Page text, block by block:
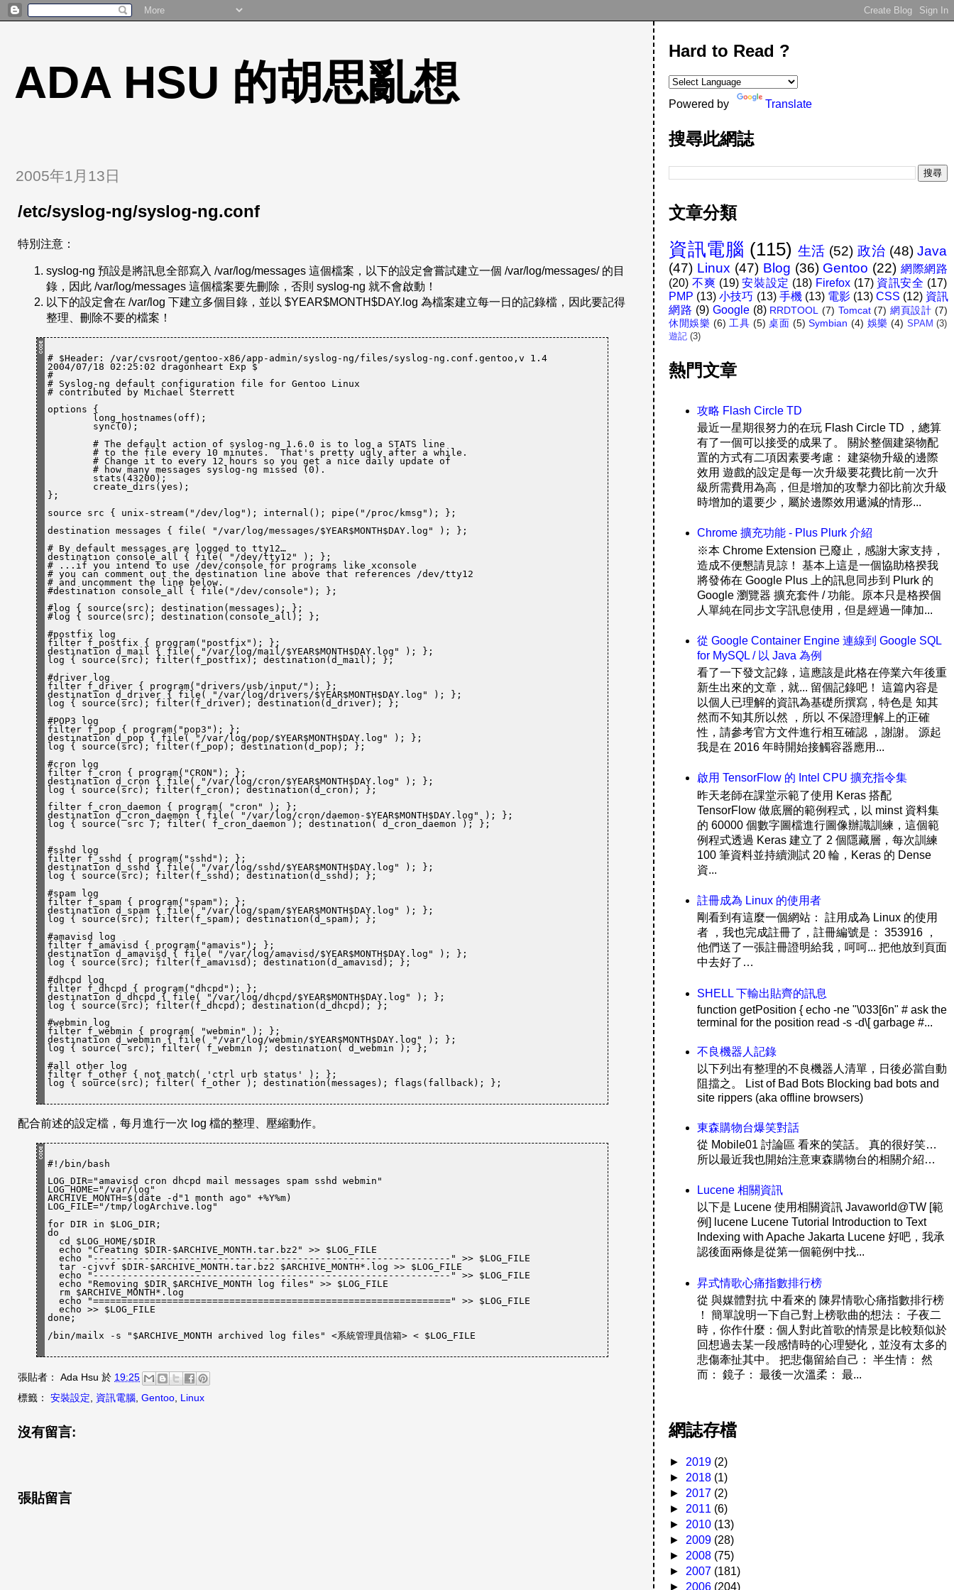
ADA HSU 的胡思亂想
2005年1月13日
/etc/syslog-ng/syslog-ng.conf
特別注意：
syslog-ng 預設是將訊息全部寫入 /var/log/messages 這個檔案，以下的設定會嘗試建立一個 /var/log/messages/ 的目
錄，因此 /var/log/messages 這個檔案要先刪除，否則 syslog-ng 就不會啟動！
以下的設定會在 /var/log 下建立多個目錄，並以 $YEAR$MONTH$DAY.log 為檔案建立每一日的記錄檔，因此要記得
整理、刪除不要的檔案！
# $Header: /var/cvsroot/gentoo-x86/app-admin/syslog-ng/files/syslog-ng.conf.gentoo,v 1.4
2004/07/18 02:25:02 dragonheart Exp $
#
# Syslog-ng default configuration file for Gentoo Linux
# contributed by Michael Sterrett
options {
	long_hostnames(off);
	sync(0);
	# The
default action of syslog-ng 1.6.0 is to log a STATS line
	# to the file every 10 minutes.  That's pretty ugly after a
while .
};
source src { unix-stream( "/dev/log" ); internal(); pipe( "/proc/kmsg" ); };
destination messages { file(
"/var/log/messages/$YEAR$MONTH$DAY.log"
); };
# By default messages are logged to tty12…
destination console_all { file(
"/dev/tty12"
); };
# ... if you intend to use /dev/console for programs like xconsole
# you can comment out the destination line above that references /dev/tty12
# and uncomment the line below.
#destination console_all { file( "/dev/console" ); };
#log { source(src); destination(messages); };
#log { source(src); destination(console_all); };
#postfix log
filter f_postfix { program( "postfix" ); };
destination d_mail { file(
"/var/log/mail/$YEAR$MONTH$DAY.log"
); };
log { source(src); filter(f_postfix); destination(d_mail); };
#driver log
filter f_driver { program( "drivers/usb/input/" ); };
destination d_driver { file(
"/var/log/drivers/$YEAR$MONTH$DAY.log"
); };
log { source(src); filter(f_driver); destination(d_driver); };
#POP3 log
filter f_pop { program( "pop3" ); };
destination d_pop { file( "/var/log/pop/$YEAR$MONTH$DAY.log"
); };
log { source(src); filter(f_pop); destination(d_pop); };
#cron log
filter f_cron { program( "CRON" ); };
destination d_cron { file(
"/var/log/cron/$YEAR$MONTH$DAY.log"
); };
log { source(src); filter(f_cron); destination(d_cron); };
filter f_cron_daemon { program(
"cron"
); };
destination d_cron_daemon { file(
"/var/log/cron/daemon-$YEAR$MONTH$DAY.log"
); };
log { source( src ); filter( f_cron_daemon ); destination( d_cron_daemon ); };
#sshd log
filter f_sshd { program( "sshd" ); };
destination d_sshd { file(
"/var/log/sshd/$YEAR$MONTH$DAY.log"
); };
log { source(src); filter(f_sshd); destination(d_sshd); };
#spam log
filter f_spam { program( "spam" ); };
destination d_spam { file( "/var/log/spam/$YEAR$MONTH$DAY.log"
); };
log { source(src); filter(f_spam); destination(d_spam); };
#amavisd log
filter f_amavisd { program( "amavis" ); };
destination d_amavisd { file(
"/var/log/amavisd/$YEAR$MONTH$DAY.log"
); };
log { source(src); filter(f_amavisd); destination(d_amavisd); };
#dhcpd log
filter f_dhcpd { program( "dhcpd" ); };
destination d_dhcpd { file(
"/var/log/dhcpd/$YEAR$MONTH$DAY.log"
); };
log { source(src); filter(f_dhcpd); destination(d_dhcpd); };
#webmin log
filter f_webmin { program(
"webmin"
); };
destination d_webmin { file(
"/var/log/webmin/$YEAR$MONTH$DAY.log"
); };
log { source( src); filter( f_webmin ); destination( d_webmin ); };
#all other log
filter f_other { not match( 'ctrl urb status' ); };
log { source(src); filter( f_other ); destination(messages); flags(fallback); };
配合前述的設定檔，每月進行一次 log 檔的整理、壓縮動作。
#!/bin/bash
LOG_DIR="amavisd cron dhcpd mail messages spam sshd webmin"
LOG_HOME="/var/log"
ARCHIVE_MONTH=$(date -d "1 month ago"
+%Y%m)
LOG_FILE="/tmp/logArchive.log"
for
do
  echo
"Creating $DIR-$ARCHIVE_MONTH.tar.bz2"
>> $LOG_FILE
  echo
"---------------------------------------------------------------"
>> $LOG_FILE
  echo
"---------------------------------------------------------------"
>> $LOG_FILE
  echo
"Removing $DIR $ARCHIVE_MONTH log files"
>> $LOG_FILE
  echo
"==============================================================="
>> $LOG_FILE
done;
/bin/mailx -s
"$ARCHIVE_MONTH archived log files" <系統管理員信箱> < $LOG_FILE
張貼者： Ada Hsu 於 19:25
標籤： 安裝設定 資訊電腦 Gentoo Linux
沒有留言:
張貼留言
Hard to Read ?
Powered by Translate
搜尋此網誌
文章分類
資訊電腦 (115) 生活 (52) 政治 (48) Java
(47) Linux (47) Blog (36) Gentoo (22) 網際網路
(20) 不爽 (19) 安裝設定 (18) Firefox (17) 資訊安全 (17)
PMP (13) 小技巧 (13) 手機 (13) 電影 (13) CSS (12) 資訊
網路 (9) Google (8) RRDTOOL (7) Tomcat (7) 網頁設計 (7)
休閒娛樂 (6) 工具 (5) 桌面 (5) Symbian (4) 娛樂 (4) SPAM (3)
遊記 (3)
熱門文章
攻略 Flash Circle TD
最近一星期很努力的在玩 Flash Circle TD ，總算
有了一個可以接受的成果了。 關於整個建築物配
置的方式有二項因素要考慮： 建築物升級的邊際
效用 遊戲的設定是每一次升級要花費比前一次升
級所需費用為高，但是增加的攻擊力卻比前次升級
時增加的還要少，屬於邊際效用遞減的情形...
Chrome 擴充功能 - Plus Plurk 介紹
※本 Chrome Extension 已廢止，感謝大家支持，
造成不便懇請見諒！ 基本上這是一個協助格揆我
將發佈在 Google Plus 上的訊息同步到 Plurk 的
Google 瀏覽器 擴充套件 / 功能。原本只是格揆個
人單純在同步文字訊息使用，但是經過一陣加...
從 Google Container Engine 連線到 Google SQL
for MySQL / 以 Java 為例
看了一下發文記錄，這應該是此格在停業六年後重
新生出來的文章，就... 留個記錄吧！ 這篇內容是
以個人已理解的資訊為基礎所撰寫，特色是 知其
然而不知其所以然 ，所以 不保證理解上的正確
性，請參考官方文件進行相互確認 ，謝謝。 源起
我是在 2016 年時開始接觸容器應用...
啟用 TensorFlow 的 Intel CPU 擴充指令集
昨天老師在課堂示範了使用 Keras 搭配
TensorFlow 做底層的範例程式，以 minst 資料集
的 60000 個數字圖檔進行圖像辦識訓練，這個範
例程式透過 Keras 建立了 2 個隱藏層，每次訓練
100 筆資料並持續測試 20 輪，Keras 的 Dense
資...
註冊成為 Linux 的使用者
剛看到有這麼一個網站： 註用成為 Linux 的使用
者 ，我也完成註冊了，註冊編號是： 353916 ，
他們送了一張註冊證明給我，呵呵... 把他放到頁面
中去好了…
SHELL 下輸出貼齊的訊息
function getPosition { echo -ne "\033[6n" # ask the
terminal for the position read -s -d\[ garbage #...
不良機器人記錄
以下列出有整理的不良機器人清單，日後必當自動
阻擋之。 List of Bad Bots Blocking bad bots and
site rippers (aka offline browsers)
東森購物台爆笑對話
從 Mobile01 討論區 看來的笑話。 真的很好笑…
所以最近我也開始注意東森購物台的相關介紹…
Lucene 相關資訊
以下是 Lucene 使用相關資訊 Javaworld@TW [範
例] lucene Lucene Tutorial Introduction to Text
Indexing with Apache Jakarta Lucene 好吧，我承
認後面兩條是從第一個範例中找...
昇式情歌心痛指數排行榜
從 與媒體對抗 中看來的 陳昇情歌心痛指數排行榜
！ 簡單說明一下自己對上榜歌曲的想法： 子夜二
時，你作什麼：個人對此首歌的情景是比較類似於
回想過去某一段感情時的心理變化，並沒有太多的
悲傷牽扯其中。 把悲傷留給自己： 半生情： 然
而： 鏡子： 最後一次溫柔： 最...
網誌存檔
► 2019 (2)
► 2018 (1)
► 2017 (2)
► 2011 (6)
► 2010 (13)
► 2009 (28)
► 2008 (75)
► 2007 (181)
► 2006 (204)